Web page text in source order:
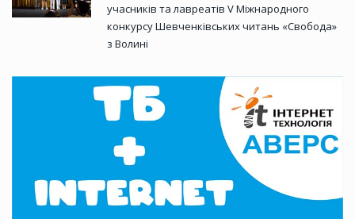
учасників та лавреатів V Міжнародного
конкурсу Шевченківських читань «Свобода»
з Волині